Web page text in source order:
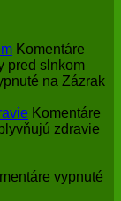
Komentáre
pred slnkom
na Zázrak
Komentáre
zdravie
vypnuté